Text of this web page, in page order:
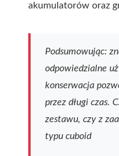
akumulatorów oraz
Podsumowując:
odpowiedzialne
konserwacja
przez długi czas.
zestawu, czy z
typu cuboid